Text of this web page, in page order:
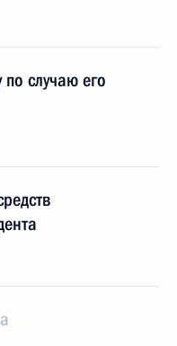
случаю его